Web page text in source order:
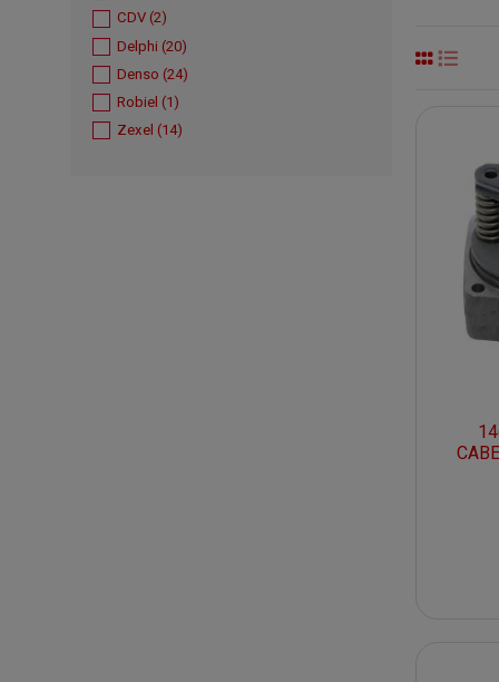
CDV (2)
Delphi (20)
Denso (24)
Robiel (1)
Zexel (14)